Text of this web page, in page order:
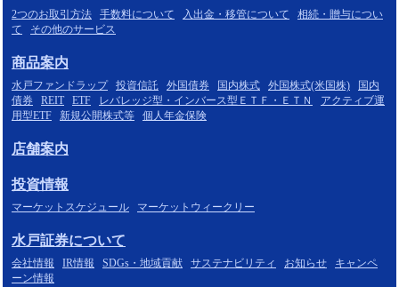
2つのお取引方法 手数料について 入出金・移管について
相続・贈与につい
て
その他のサービス
商品案内
水戸ファンドラップ 投資信託 外国債券 国内株式 外国株式(米国株)
国内
債券
REIT ETF レバレッジ型・インバース型ＥＴＦ・ＥＴＮ
アクティブ運
用型ETF
新規公開株式等 個人年金保険
店舗案内
投資情報
マーケットスケジュール マーケットウィークリー
水戸証券について
会社情報 IR情報 SDGs・地域貢献 サステナビリティ お知らせ
キャンペ
ーン情報